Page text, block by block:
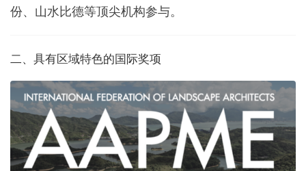
份、山水比德等顶尖机构参与。
二、具有区域特色的国际奖项